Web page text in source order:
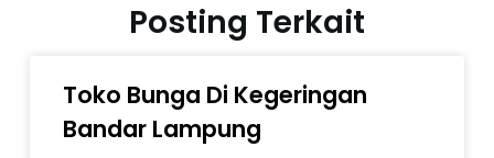
Posting Terkait
Toko Bunga Di Kegeringan
Bandar Lampung